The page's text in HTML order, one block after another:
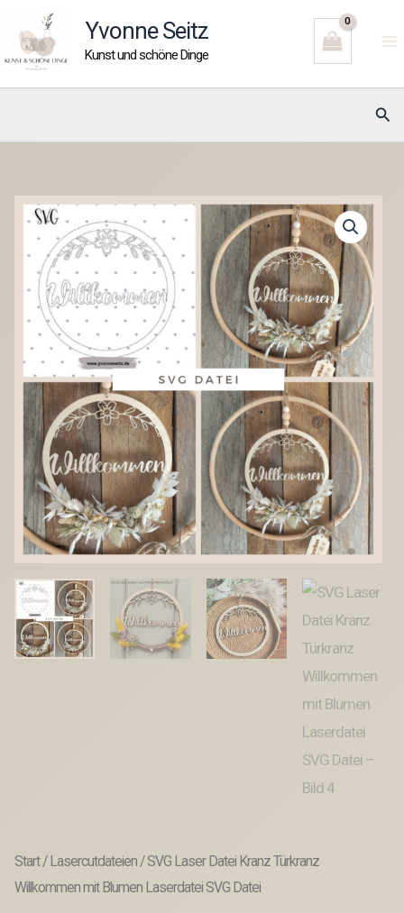
Inhalt
springen
Yvonne Seitz
Kunst und schöne Dinge
Start/Lasercutdateien/ SVG Laser Datei Kranz Türkranz
Willkommen mit Blumen Laserdatei SVG Datei